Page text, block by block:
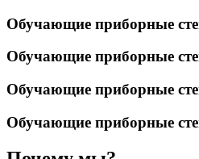
Обучающие приборные
Обучающие приборные
Обучающие приборные
Обучающие приборные